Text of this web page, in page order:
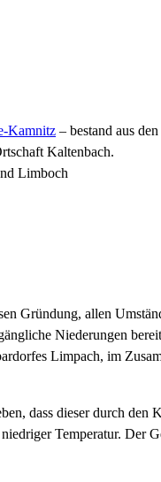
Kamnitz – bestand aus
Kaltenbach.
Limboch
Gründung, allen
Niederungen
Limpach, im
dass dieser durch
Temperatur. Der